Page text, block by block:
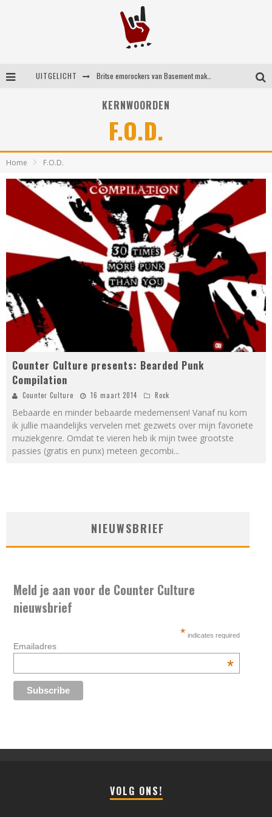
UITGELICHT Britse emorockers van Basement maken tweede comeback met het indrukwekkende ‘Wired’
Emocore kopstukken van Koyo pakken alle ruimte op energieke ‘Barely Here’
KERNWOORDEN
F.O.D.
Home F.O.D.
Counter Culture presents: Bearded Punk
Compilation
Counter Culture 16 maart 2014 Rock
Bebaarde en minder bebaarde medemensen! Vanaf nu kom
ik jullie maandelijks vervelen met gezwets over mijn favoriete
muziekgenre. Omdat te vieren heb ik mijn twee grootste
passies (gratis en punx) meteen gecombi...
NIEUWSBRIEF
Meld je aan voor de Counter Culture
nieuwsbrief
* indicates required
Emailadres
*
VOLG ONS!